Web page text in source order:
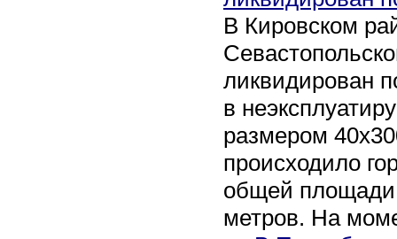
В Кировском
ликвидирован
в
размером
происходило
общей площади
метров. На